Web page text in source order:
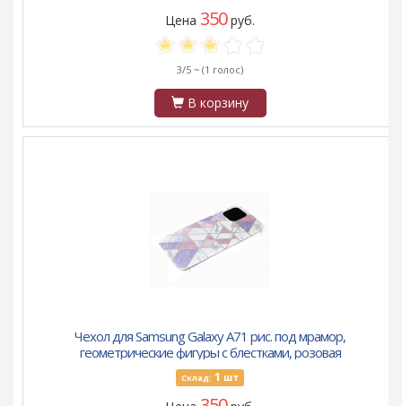
Цена 350руб.
3/5 ~ (1 голос)
В корзину
Чехол для Samsung Galaxy A71 рис. под мрамор,
геометрические фигуры с блестками, розовая
Склад: 1 шт